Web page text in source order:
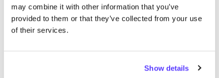
may combine it with other information that you’ve
provided to them or that they’ve collected from your use
of their services.
Show detailsPreviousNext